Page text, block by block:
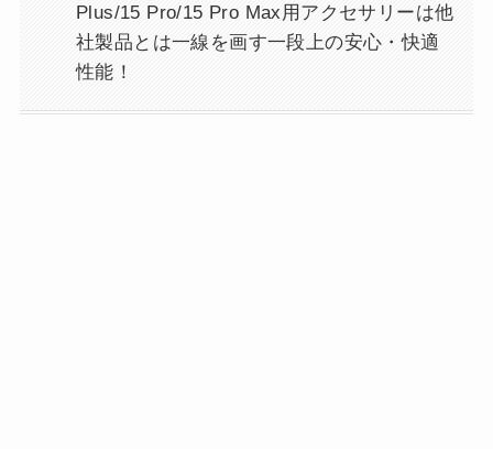
Plus/15 Pro/15 Pro Max用アクセサリーは他
社製品とは一線を画す一段上の安心・快適
性能！